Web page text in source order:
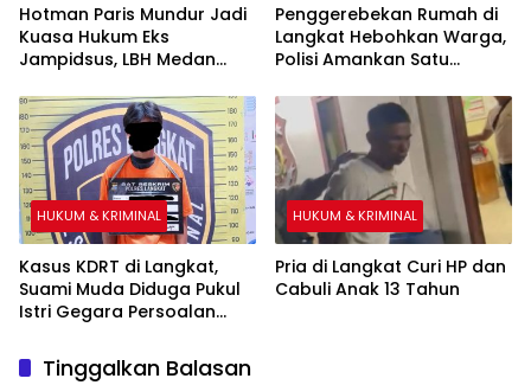
Hotman Paris Mundur Jadi
Kuasa Hukum Eks
Jampidsus, LBH Medan
Alih
Penggerebekan Rumah di
Langkat Hebohkan Warga,
Polisi Amankan Satu
HUKUM & KRIMINAL
Kasus KDRT di Langkat,
Suami Muda Diduga Pukul
Istri Gegara Persoalan
HUKUM & KRIMINAL
Pria di Langkat Curi HP dan
Cabuli Anak 13 Tahun
Tinggalkan Balasan